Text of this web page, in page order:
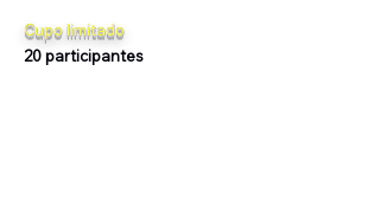
Cupo limitado
20 participantes